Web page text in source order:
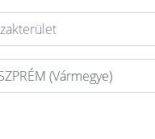
város